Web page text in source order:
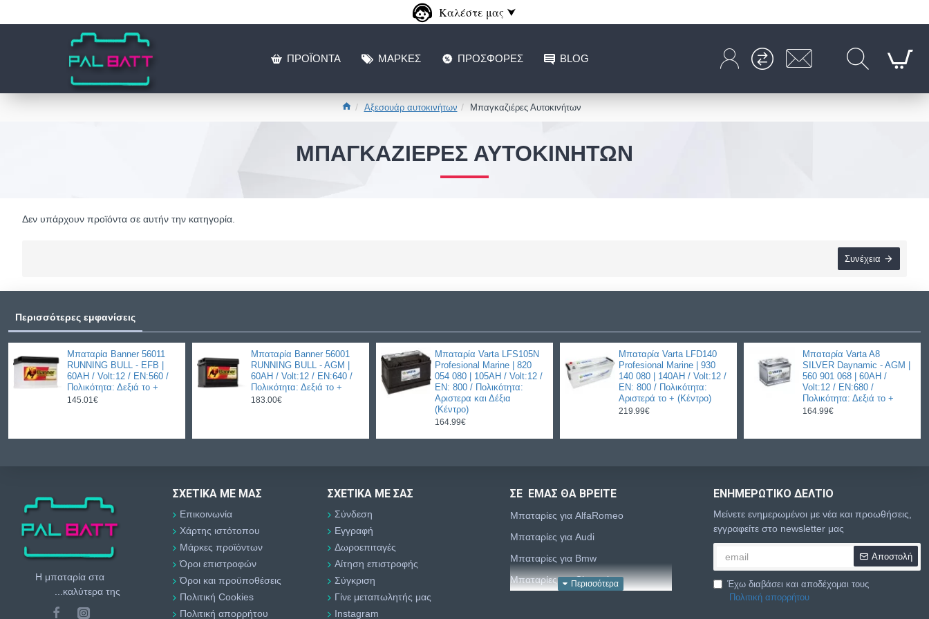
Καλέστε μας ⮟
ΠΡΟΪΌΝΤΑ ΜΆΡΚΕΣ ΠΡΟΣΦΟΡΈΣ BLOG
Αξεσουάρ αυτοκινήτων Μπαγκαζιέρες Αυτοκινήτων
ΜΠΑΓΚΑΖΙΈΡΕΣ ΑΥΤΟΚΙΝΉΤΩΝ
Δεν υπάρχουν προϊόντα σε αυτήν την κατηγορία.
Συνέχεια
Περισσότερες εμφανίσεις
Μπαταρία Banner 56011
RUNNING BULL - EFB |
60AH / Volt:12 / EN:560 /
Πολικότητα: Δεξιά το +
145.01€
Μπαταρία Banner 56001
RUNNING BULL - AGM |
60AH / Volt:12 / EN:640 /
Πολικότητα: Δεξιά το +
183.00€
Μπαταρία Varta LFS105N
Profesional Marine | 820
054 080 | 105AH / Volt:12 /
EN: 800 / Πολικότητα:
Αριστερα και Δέξια
(Κέντρο)
164.99€
Μπαταρία Varta LFD140
Profesional Marine | 930
140 080 | 140AH / Volt:12 /
EN: 800 / Πολικότητα:
Αριστερά το + (Κέντρο)
219.99€
Μπαταρία Varta A8
SILVER Daynamic - AGM |
560 901 068 | 60AH /
Volt:12 / EN:680 /
Πολικότητα: Δεξιά το +
164.99€
Η μπαταρία στα
...καλύτερα της
ΣΧΕΤΙΚΆ ΜΕ ΜΑΣ
Επικοινωνία
Χάρτης ιστότοπου
Μάρκες προϊόντων
Όροι επιστροφών
Όροι και προϋποθέσεις
Πολιτική Cookies
Πολιτική απορρήτου
ΣΧΕΤΙΚΆ ΜΕ ΣΑΣ
Σύνδεση
Εγγραφή
Δωροεπιταγές
Αίτηση επιστροφής
Σύγκριση
Γίνε μεταπωλητής μας
Instagram
ΣΕ ΕΜΑΣ ΘΑ ΒΡΕΙΤΕ
Μπαταρίες για AlfaRomeo
Μπαταρίες για Audi
Μπαταρίες για Bmw
Μπαταρίες για Chevrolet
ΕΝΗΜΕΡΩΤΙΚΌ ΔΕΛΤΊΟ
Μείνετε ενημερωμένοι με νέα και προωθήσεις,
εγγραφείτε στο newsletter μας
Αποστολή
Έχω διαβάσει και αποδέχομαι τους
Πολιτική απορρήτου